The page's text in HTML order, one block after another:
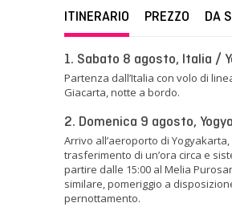
ITINERARIO PREZZO DA
1. Sabato 8 agosto, Italia /
Partenza dall’Italia con volo di
Giacarta, notte a bordo.
2. Domenica 9 agosto,
Arrivo all’aeroporto di Yogyakarta,
trasferimento di un’ora circa e
partire dalle 15:00 al Melia
similare, pomeriggio a
pernottamento.